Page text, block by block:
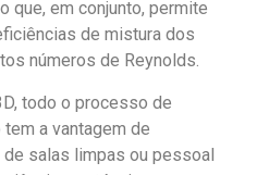
que, em conjunto, permite
de mistura dos
números de Reynolds.
todo o processo de
a vantagem de
salas limpas ou pessoal